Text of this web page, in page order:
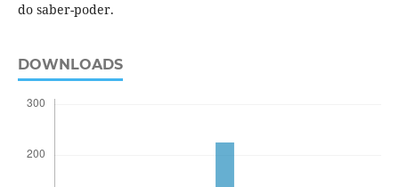
do saber-poder.
DOWNLOADS